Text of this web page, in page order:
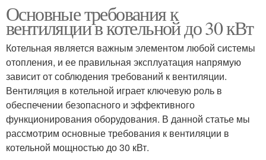
Основные требования к
вентиляции в котельной до 30 кВт
Котельная является важным элементом любой системы
отопления, и ее правильная эксплуатация напрямую
зависит от соблюдения требований к вентиляции.
Вентиляция в котельной играет ключевую роль в
обеспечении безопасного и эффективного
функционирования оборудования. В данной статье мы
рассмотрим основные требования к вентиляции в
котельной мощностью до 30 кВт.